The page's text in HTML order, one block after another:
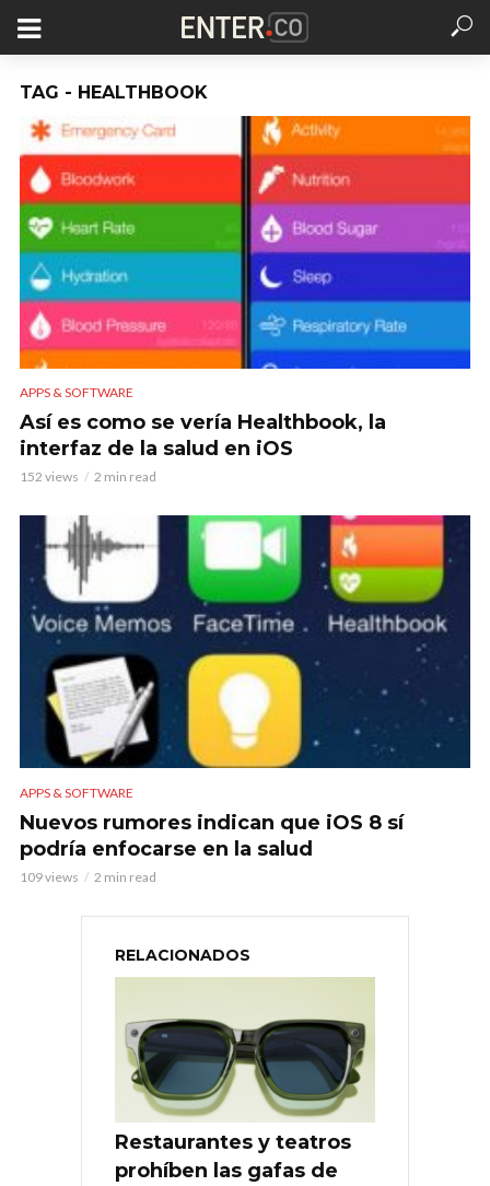
TAG - HEALTHBOOK
APPS & SOFTWARE
Así es como se vería Healthbook, la
interfaz de la salud en iOS
152 views 2 min read
APPS & SOFTWARE
Nuevos rumores indican que iOS 8 sí
podría enfocarse en la salud
109 views 2 min read
RELACIONADOS
Restaurantes y teatros
prohíben las gafas de